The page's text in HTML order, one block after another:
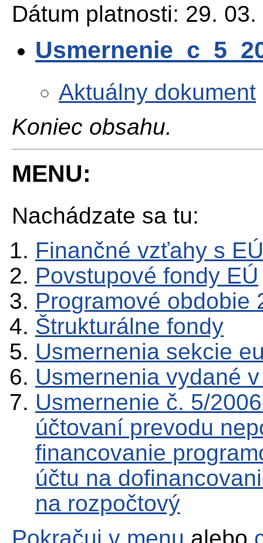
Dátum platnosti: 29. 03.
Aktuálny dokument
Koniec obsahu.
MENU:
Nachádzate sa tu:
Finančné vzťahy s EÚ
Povstupové fondy EÚ
Programové obdobie
Štrukturálne fondy
Usmernenia sekcie
Usmernenia vydané
Usmernenie č. 5/
účtovaní prevodu
financovanie
účtu na
na rozpočtový